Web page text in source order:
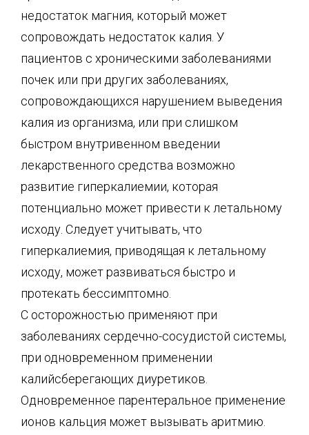
недостаток магния, который может
сопровождать недостаток калия. У
пациентов с хроническими заболеваниями
почек или при других заболеваниях,
сопровождающихся нарушением выведения
калия из организма, или при слишком
быстром внутривенном введении
лекарственного средства возможно
развитие гиперкалиемии, которая
потенциально может привести к летальному
исходу. Следует учитывать, что
гиперкалиемия, приводящая к летальному
исходу, может развиваться быстро и
протекать бессимптомно.
С осторожностью применяют при
заболеваниях сердечно-сосудистой системы,
при одновременном применении
калийсберегающих диуретиков.
Одновременное парентеральное применение
ионов кальция может вызывать аритмию.